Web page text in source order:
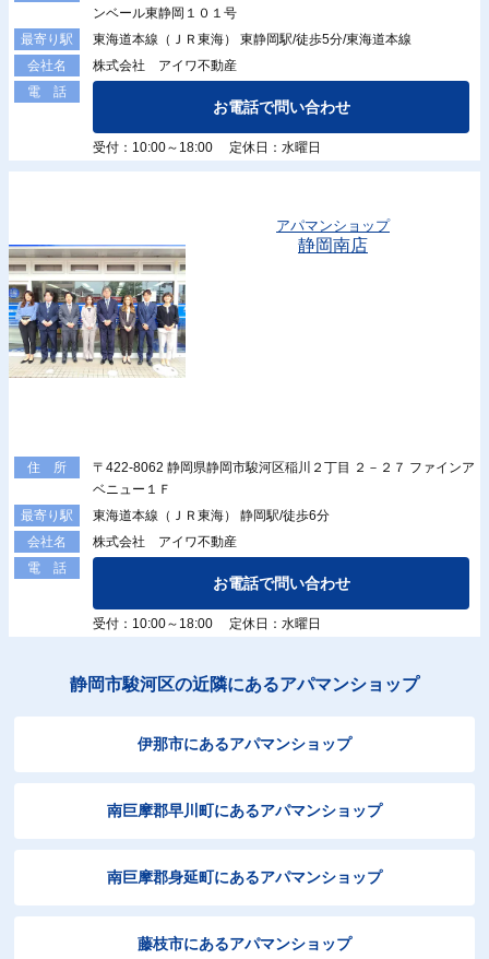
ンベール東静岡１０１号
最寄り駅
東海道本線（ＪＲ東海） 東静岡駅/徒歩5分/東海道本線
会社名
株式会社 アイワ不動産
電 話
お電話で問い合わせ
受付：10:00～18:00 定休日：水曜日
アパマンショップ
静岡南店
住 所
〒422-8062 静岡県静岡市駿河区稲川２丁目 ２－２７ ファインア
ベニュー１Ｆ
最寄り駅
東海道本線（ＪＲ東海） 静岡駅/徒歩6分
会社名
株式会社 アイワ不動産
電 話
お電話で問い合わせ
受付：10:00～18:00 定休日：水曜日
静岡市駿河区の近隣にあるアパマンショップ
伊那市にあるアパマンショップ
南巨摩郡早川町にあるアパマンショップ
南巨摩郡身延町にあるアパマンショップ
藤枝市にあるアパマンショップ